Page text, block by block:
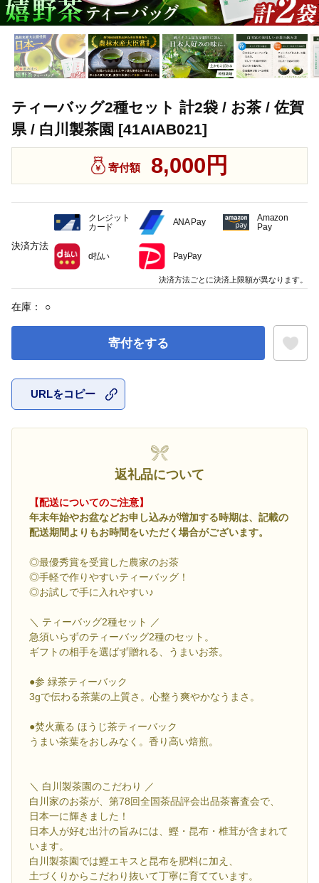
ティーバッグ2種セット 計2袋 / お茶 / 佐賀
県 / 白川製茶園 [41AIAB021]
寄付額 8,000円
在庫： ○
寄付をする
URLをコピー
返礼品について
【配送についてのご注意】
年末年始やお盆などお申し込みが増加する時期は、記載の
配送期間よりもお時間をいただく場合がございます。
◎最優秀賞を受賞した農家のお茶
◎手軽で作りやすいティーバッグ！
◎お試しで手に入れやすい♪
＼ ティーバッグ2種セット ／
急須いらずのティーバッグ2種のセット。
ギフトの相手を選ばず贈れる、うまいお茶。
●参 緑茶ティーバック
3gで伝わる茶葉の上質さ。心整う爽やかなうまさ。
●焚火薫る ほうじ茶ティーバック
うまい茶葉をおしみなく。香り高い焙煎。
＼ 白川製茶園のこだわり ／
白川家のお茶が、第78回全国茶品評会出品茶審査会で、
日本一に輝きました！
日本人が好む出汁の旨みには、鰹・昆布・椎茸が含まれて
います。
白川製茶園では鰹エキスと昆布を肥料に加え、
土づくりからこだわり抜いて丁寧に育てています。
決済方法
クレジット
カード
ANA Pay
Amazon
Pay
d払い PayPay
決済方法ごとに決済上限額が異なります。